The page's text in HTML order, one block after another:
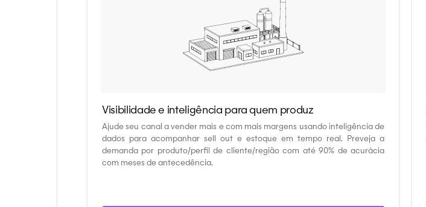
Visibilidade e inteligência para quem produz
Ajude seu canal a vender mais e com mais margens usando inteligência de
dados para acompanhar sell out e estoque em tempo real. Preveja a
demanda por produto/perfil de cliente/região com até 90% de acurácia
com meses de antecedência.